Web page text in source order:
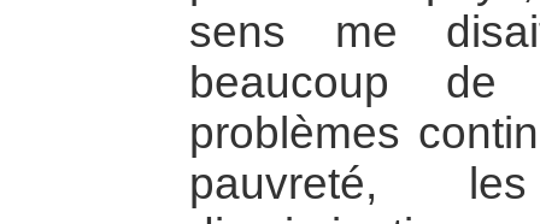
sens me
beaucoup
problèmes
pauvreté,